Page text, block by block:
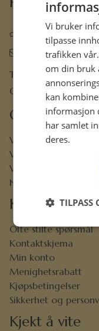
63 80 30 99
Trondheimsveien
Org.nr. 889 204 982
Om oss
Vår visjon
Vår historie
Vårt ansvar
Nettbibel
Kundeservice
Ofte stilte spørsmål
Kontaktskjema
Min konto
Menighetsrabatt
Kjøpsbetingelser
Sikkerhet og
Kjekt å vite
Vi bruker
tilpasse
trafikken
om din bruk
kan
informasjon
har samlet
deres.
TILPASS